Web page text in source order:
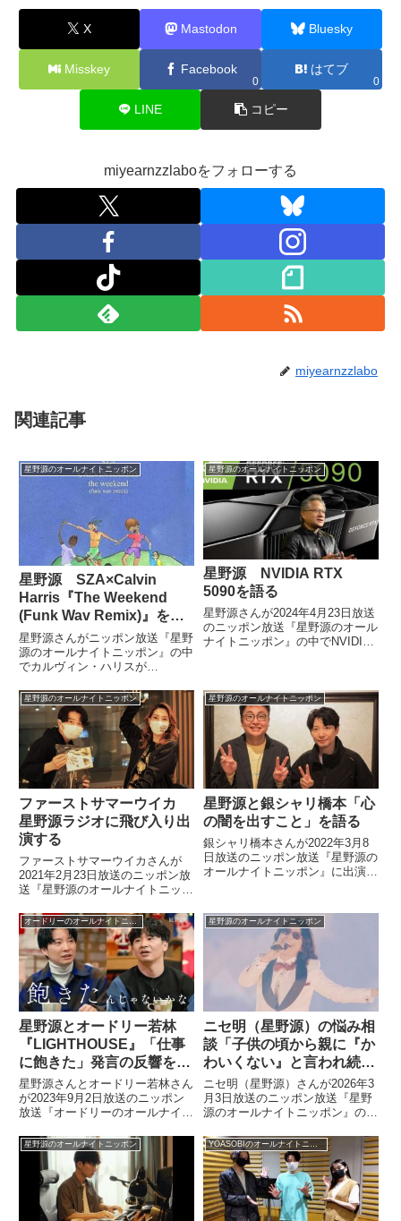
X Mastodon Bluesky
Misskey Facebook
0
はてブ
0
LINE コピー
miyearnzzlaboをフォローする
miyearnzzlabo
関連記事
星野源のオールナイトニッポン
星野源 SZA×Calvin
Harris『The Weekend
(Funk Wav Remix)』を語
る
星野源さんがニッポン放送『星野
源のオールナイトニッポン』の中
でカルヴィン・ハリスが
クスした『The Weekend (Funk
Wav Remix)』を紹介していまし
た。（星野源）今日の1曲目を行
って...
星野源のオールナイトニッポン
星野源 NVIDIA RTX
5090を語る
星野源さんが2024年4月23日放送
のニッポン放送『星野源のオール
ナイトニッポン』の中でNVIDIA
星野源のオールナイトニッポン
ファーストサマーウイカ
星野源ラジオに飛び入り出
演する
ファーストサマーウイカさんが
2021年2月23日放送のニッポン放
送『星野源のオールナイトニッポ
『カメレオン』などの話をしてい
ました。
星野源のオールナイトニッポン
星野源と銀シャリ橋本「心
の闇を出すこと」を語る
銀シャリ橋本さんが2022年3月8
日放送のニッポン放送『星野源の
オールナイトニッポン』に出演。
んと「心の闇を出すこと」につい
て話していました。
オードリーのオールナイトニッポン
星野源とオードリー若林
『LIGHTHOUSE』「仕事
に飽きた」発言の反響を語
る
星野源さんとオードリー若林さん
が2023年9月2日放送のニッポン
放送『オードリーのオールナイト
の『LIGHTHOUSE』についてト
ーク。「飽きた」という発言に対
する反響を紹介しながら「同世代
からちょっと上ぐらいのおじさん
たち、みんな仕事に飽きてます
ね」と話していました。
星野源のオールナイトニッポン
ニセ明（星野源）の悩み相
談「子供の頃から親に『か
わいくない』と言われ続
け、自分に自信が持てませ
ん」（24歳女性）
ニセ明（星野源）さんが2026年3
月3日放送のニッポン放送『星野
源のオールナイトニッポン』の中
答。子供の頃から親に「かわいく
ない」と言われ続け、自分に自信
が持てないという24歳女性から
の悩みに答えていました。
星野源のオールナイトニッポン YOASOBIのオールナイトニッポンX